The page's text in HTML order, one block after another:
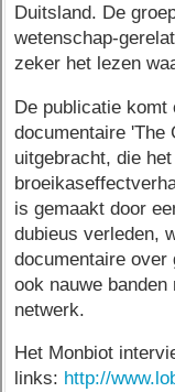
Duitsland. De
wetenschap-
zeker het lezen
De publicatie komt
documentaire 'The
uitgebracht, die
is gemaakt door
dubieus verleden,
documentaire over
ook nauwe
netwerk.
Het Monbiot
links: http://